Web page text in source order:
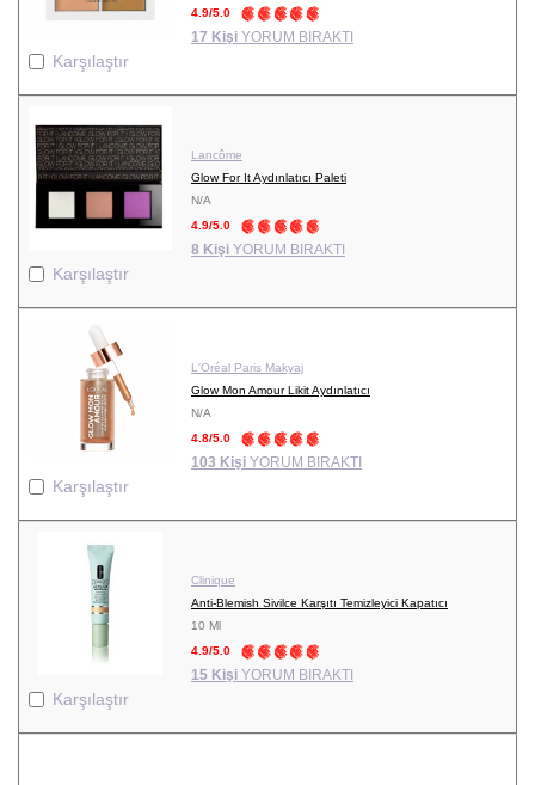
Karşılaştır
4.9/5.0
17 Kişi YORUM BIRAKTI
Karşılaştır
Lancôme
Glow For It Aydınlatıcı Paleti
N/A
4.9/5.0
8 Kişi YORUM BIRAKTI
Karşılaştır
L'Oréal Paris Makyaj
Glow Mon Amour Likit Aydınlatıcı
N/A
4.8/5.0
103 Kişi YORUM BIRAKTI
Karşılaştır
Clinique
Anti-Blemish Sivilce Karşıtı Temizleyici Kapatıcı
10 Ml
4.9/5.0
15 Kişi YORUM BIRAKTI